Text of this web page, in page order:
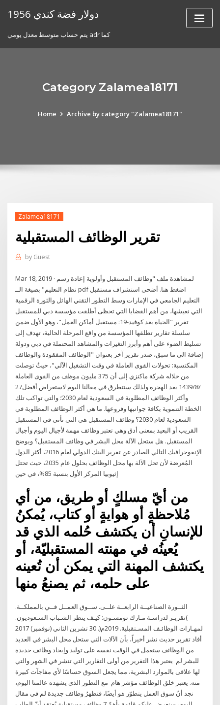
1956 دولار فضة كندي
يتم حساب متوسط ​​معدل يومي adr كما
Category Zalamea18171
Home Archive by category "Zalamea18171"
Zalamea18171
تقرير الوظائف المستقبلية
by Guest
Mar 18, 2019 · لمشاهدة ملف "وظائف المستقبل وأولوية إعادة رسم
نظام التعليم" بصيغة الــ pdf اضغط هنا. أضحى استشراف مستقبل
التعليم الجامعي في الإمارات وسط التطور التقني الهائل والثورة الرقمية
التي نعيشها، من أهم القضايا التي تحظى أطلقت مؤسسة دبي للمستقبل
تقرير "الحياة بعد كوفيد-19: مستقبل أماكن العمل"، وهو الأول ضمن
سلسلة تقارير تطلقها المؤسسة من واقع المرحلة الحالية، تهدف إلى
تسليط الضوء على أهم وأبرز التغيرات والمشاهد المحتملة في دبي ودولة
إضافة الى ما سبق، صدر تقرير آخر بعنوان "الوظائف المفقودة والوظائف
المكتسبة: تحولات القوى العاملة في وقت التشغيل الآلي"، حيثُ توصلت
من خلاله شركة ماكنزي إلى أن 375 مليون موظف من القوى العاملة
27‏‏/8‏‏/1439 بعد الهجرة ولذلك سنتطرق في مقالنا اليوم لاستعراض أفضل
وأكثر الوظائف المطلوبة في السعودية لعام 2030؛ والتي تواكب تلك
الخطة التنموية بكافة جوانبها وفروعها. ما هي أكثر الوظائف المطلوبة في
السعودية لعام 2030؟ وظائف المستقبل هي التي تأتي في المستقبل
القريب أو البعيد بمعنى أدق وهي تعتبر وظائف مهمة لأجيال اليوم وأجيال
المستقبل. هل ستحل الآلة محل البشر في وظائف المستقبل؟ ويوضح
الإنفوجرافيك التالي الصادر عن تقرير البنك الدولي لعام 2016، أكثر الدول
المُعرضة لأن تحل الآلة بها محل الوظائف بحلول عام 2035، حيث تحتل
إثيوبيا المركز الأول بنسبة 85%، في حين
من أيّ مسلكٍ أو طريق، من أي
مُلاحظةٍ أو هوايةٍ أو كتاب، يُمكنُ
للإنسانِ أن يكتشف حُلمه الذي قد
يُعينُه في مهنته المستقبليّة، أو
يكتشف المهنة التي يمكن أن تُعينه
على حلمه، ثم يصنعُ منها
الثــورة الصناعيــة الرابعــة علــى. ســوق العمــل فــي بالمملكــة.
)تقريـر لدراسـة مـارك تومسـون: كيـف ينظر الشـباب السـعوديون.
لمهـارات الوظائـف المسـتقبلية. 2019م(. 30 تشرين الثاني (نوفمبر) 2017
أفاد تقرير حديث نشر أخيراً، بأن الآلات التي ستحل محل البشر في العديد
من الوظائف ستعمل في الوقت نفسه على توليد وإيجاد وظائف جديدة
للبشر لم يعتبر هذا التقرير من أولى التقارير التي تنشر في الشهر والتي
لها علاقى بالموارد البشرية، مما يجعل السوق حساسًا لأي مفاجآت كبيرة
منه. يعتبر خلق الوظائف مؤشر هام مع التطور الذي يشهده عالمنا اليوم،
نجد أنّ سوق العمل يتطوّر هو أيضًا، فتظهرُ وظائف جديدة لم في مقال